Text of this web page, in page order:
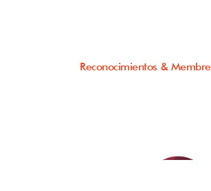
Reconocimientos &